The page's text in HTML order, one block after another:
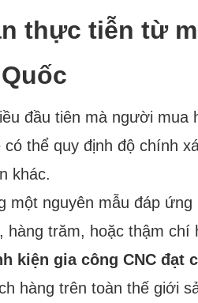
thực tiễn từ
đầu tiên mà người mua
thể quy định độ chính
khác.
một nguyên mẫu đáp
trăm, hoặc thậm chí
kiện gia công CNC đạt
hàng trên toàn thế giới